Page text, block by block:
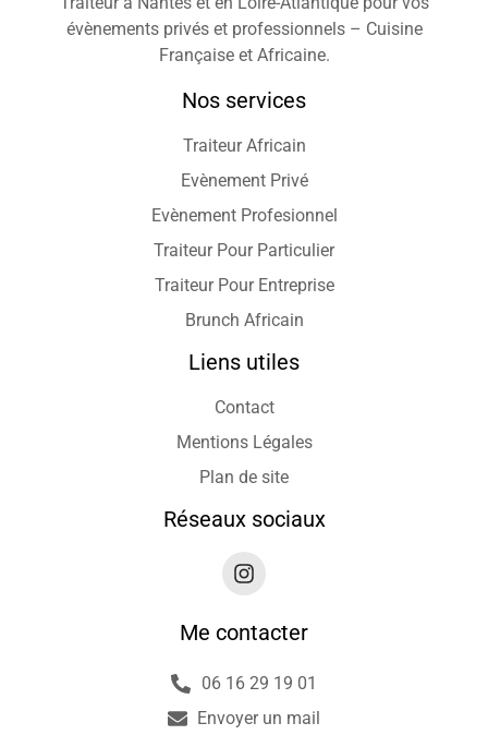
évènements privés et professionnels – Cuisine
Française et Africaine.
Nos services
Traiteur Africain
Evènement Privé
Evènement Profesionnel
Traiteur Pour Particulier
Traiteur Pour Entreprise
Brunch Africain
Liens utiles
Contact
Mentions Légales
Plan de site
Réseaux sociaux
Me contacter
06 16 29 19 01
Envoyer un mail